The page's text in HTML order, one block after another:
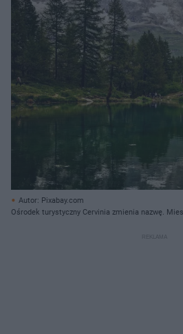
Autor: Pixabay.com
Ośrodek turystyczny Cervinia zmienia nazwę.